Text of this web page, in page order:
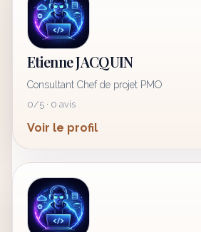
Etienne JACQUIN
Consultant Chef de projet PMO
0/5 · 0 avis
Voir le profil